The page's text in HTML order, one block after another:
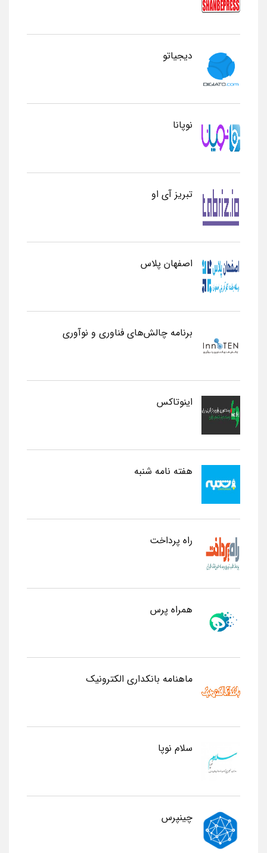
دیجیاتو
نوپانا
تبریز آی او
اصفهان پلاس
برنامه چالش‌های فناوری و نوآوری
اینوتاکس
هفته نامه شنبه
راه پرداخت
همراه پرس
ماهنامه بانکداری الکترونیک
سلام نوپا
چینپرس